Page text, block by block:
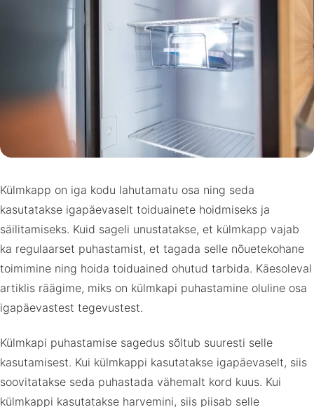
Külmkapp on iga kodu lahutamatu osa ning seda
kasutatakse igapäevaselt toiduainete hoidmiseks ja
säilitamiseks. Kuid sageli unustatakse, et külmkapp vajab
ka regulaarset puhastamist, et tagada selle nõuetekohane
toimimine ning hoida toiduained ohutud tarbida. Käesoleval
artiklis räägime, miks on külmkapi puhastamine oluline osa
igapäevastest tegevustest.
Külmkapi puhastamise sagedus sõltub suuresti selle
kasutamisest. Kui külmkappi kasutatakse igapäevaselt, siis
soovitatakse seda puhastada vähemalt kord kuus. Kui
külmkappi kasutatakse harvemini, siis piisab selle